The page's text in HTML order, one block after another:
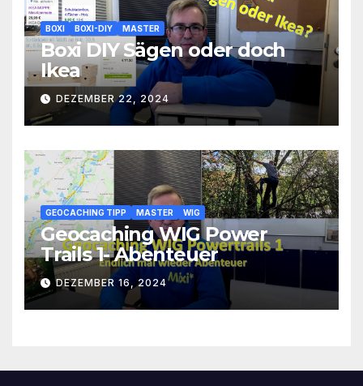
BOXI BOXI-DIY MASTER
Boxi DIY Sägen oder doch
Ikea
DEZEMBER 22, 2024
GEOCACHING TIPP MASTER WIG
Geocaching WIG Power
Trails 1- Abenteuer
DEZEMBER 16, 2024